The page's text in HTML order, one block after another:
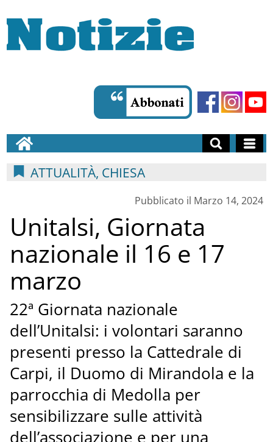
ATTUALITÀ, CHIESA
Pubblicato il Marzo 14, 2024
Unitalsi, Giornata
nazionale il 16 e 17
marzo
22ª Giornata nazionale
dell’Unitalsi: i volontari saranno
presenti presso la Cattedrale di
Carpi, il Duomo di Mirandola e la
parrocchia di Medolla per
sensibilizzare sulle attività
dell’associazione e per una